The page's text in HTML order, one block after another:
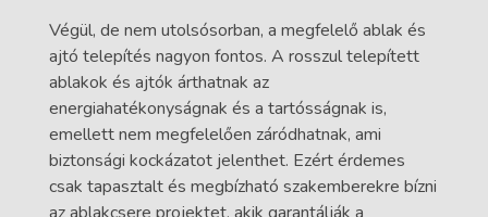
Végül, de nem utolsósorban, a megfelelő ablak és
ajtó telepítés nagyon fontos. A rosszul telepített
ablakok és ajtók árthatnak az
energiahatékonyságnak és a tartósságnak is,
emellett nem megfelelően záródhatnak, ami
biztonsági kockázatot jelenthet. Ezért érdemes
csak tapasztalt és megbízható szakemberekre bízni